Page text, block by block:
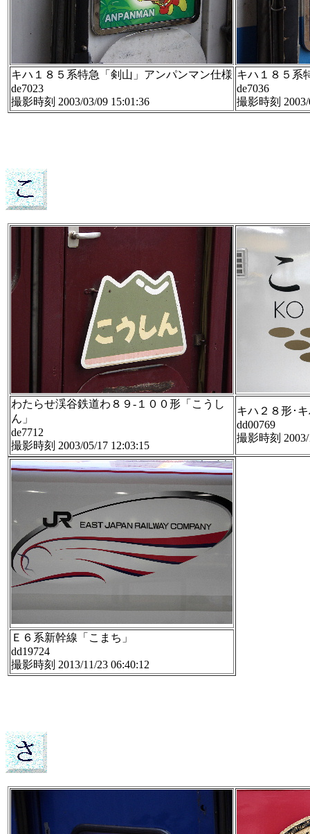
キハ１８５系特急「剣山」アンパンマン仕様
de7023
撮影時刻 2003/03/09 15:01:36
キハ１８５系
de7036
撮影時刻 2003/
わたらせ渓谷鉄道わ８９-１００形「こうし
ん」
de7712
撮影時刻 2003/05/17 12:03:15
キハ２８形･
dd00769
撮影時刻 2003/
Ｅ６系新幹線「こまち」
dd19724
撮影時刻 2013/11/23 06:40:12